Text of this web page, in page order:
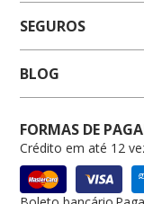
SEGUROS
BLOG
FORMAS DE
Crédito em até 12